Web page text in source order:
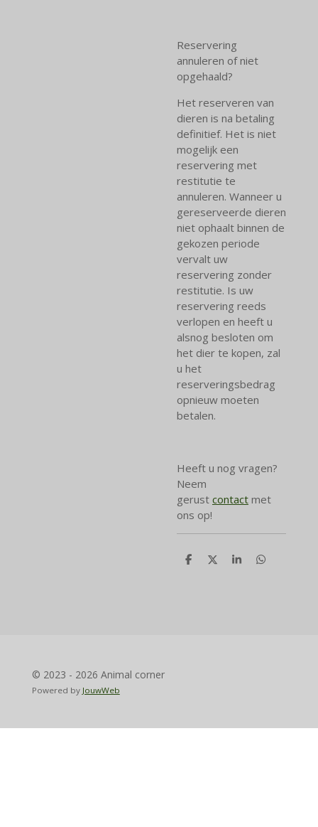
Reservering
annuleren of niet
opgehaald?
Het reserveren van
dieren is na betaling
definitief. Het is niet
mogelijk een
reservering met
restitutie te
annuleren. Wanneer u
gereserveerde dieren
niet ophaalt binnen de
gekozen periode
vervalt uw
reservering zonder
restitutie. Is uw
reservering reeds
verlopen en heeft u
alsnog besloten om
het dier te kopen, zal
u het
reserveringsbedrag
opnieuw moeten
betalen.
Heeft u nog vragen?
Neem
gerust contact met
ons op!
D
D
S
D
© 2023 - 2026 Animal corner
Powered by JouwWeb